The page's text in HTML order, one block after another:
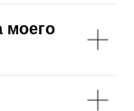
моего